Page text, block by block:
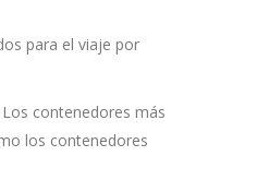
para el viaje por
contenedores más
los contenedores